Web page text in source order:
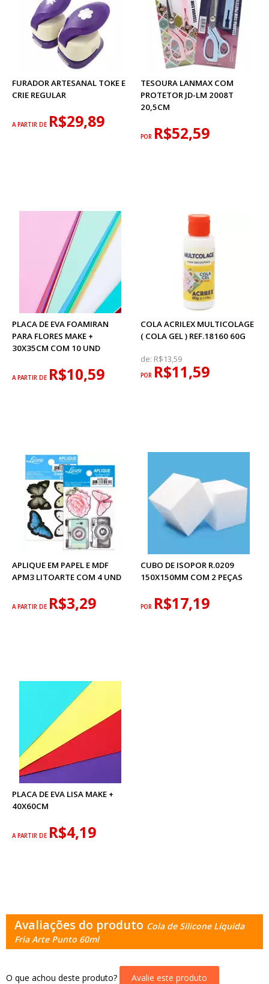
FURADOR ARTESANAL TOKE E
CRIE REGULAR
A PARTIR DE R$29,89
TESOURA LANMAX COM
PROTETOR JD-LM 2008T
20,5CM
POR R$52,59
PLACA DE EVA FOAMIRAN
PARA FLORES MAKE +
30X35CM COM 10 UND
A PARTIR DE R$10,59
COLA ACRILEX MULTICOLAGE
( COLA GEL ) REF.18160 60G
de: R$13,59
POR R$11,59
APLIQUE EM PAPEL E MDF
APM3 LITOARTE COM 4 UND
A PARTIR DE R$3,29
CUBO DE ISOPOR R.0209
150X150MM COM 2 PEÇAS
POR R$17,19
PLACA DE EVA LISA MAKE +
40X60CM
A PARTIR DE R$4,19
Avaliações do produto Cola de Silicone Líquida
Fria Arte Punto 60ml
O que achou deste produto? Avalie este produto